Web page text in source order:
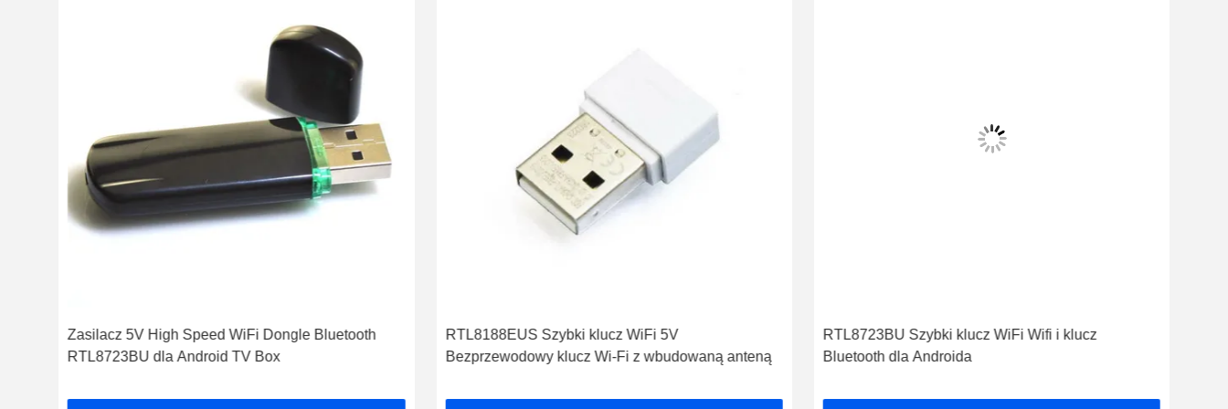
Zasilacz 5V High Speed ​​WiFi Dongle Bluetooth
RTL8723BU dla Android TV Box
RTL8188EUS Szybki klucz WiFi 5V
Bezprzewodowy klucz Wi-Fi z wbudowaną anteną
RTL8723BU Szybki klucz WiFi Wifi i klucz
Bluetooth dla Androida